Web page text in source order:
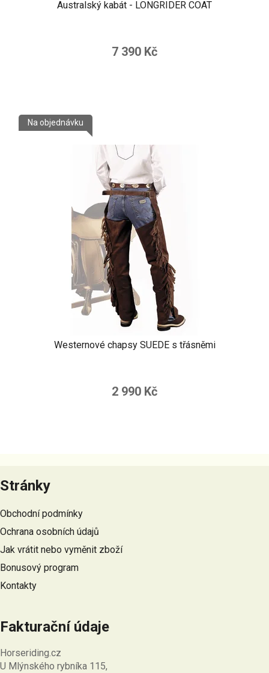
Australský kabát - LONGRIDER COAT
7 390 Kč
Westernové chapsy SUEDE s třásněmi
Na objednávku
2 990 Kč
á
p
a
í
Stránky
Obchodní podmínky
Ochrana osobních údajů
Jak vrátit nebo vyměnit zboží
Bonusový program
Kontakty
Fakturační údaje
Horseriding.cz
U Mlýnského rybníka 115,